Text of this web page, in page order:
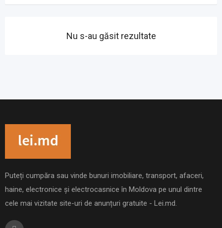
Nu s-au găsit rezultate
Puteți cumpăra sau vinde bunuri imobiliare, transport, afaceri,
haine, electronice și electrocasnice în Moldova pe unul dintre
cele mai vizitate site-uri de anunțuri gratuite - Lei.md.